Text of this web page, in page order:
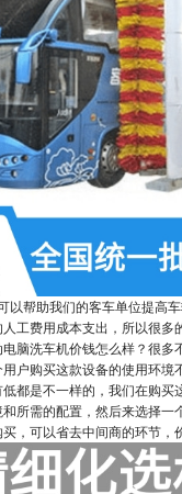
以帮助我们的客车单位提高
工费用成本支出，所以很多
脑洗车机价钱怎么样？很多
户购买这款设备的使用环境
都是不一样的，我们在购买
所需的配置，然后来选择一
，可以省去中间商的环节，